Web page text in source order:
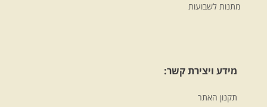
מתנות לשבועות
מידע ויצירת קשר:
תקנון האתר